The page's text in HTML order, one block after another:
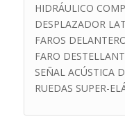
HIDRÁULICO
DESPLAZADOR
FAROS
FARO
SEÑAL ACÚSTICA
RUEDAS SUPER-